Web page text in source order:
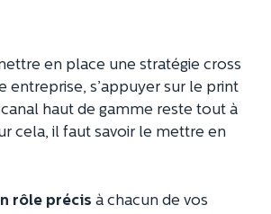
en place une stratégie cross
entreprise, s’appuyer sur le print
haut de gamme reste tout à
cela, il faut savoir le mettre en
rôle précis à chacun de vos